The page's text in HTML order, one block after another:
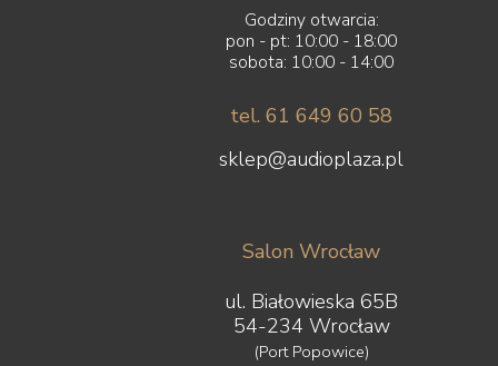
Godziny otwarcia:
pon - pt: 10:00 - 18:00
sobota: 10:00 - 14:00
tel. 61 649 60 58
sklep@audioplaza.pl
Salon Wrocław
ul. Białowieska 65B
54-234 Wrocław
(Port Popowice)